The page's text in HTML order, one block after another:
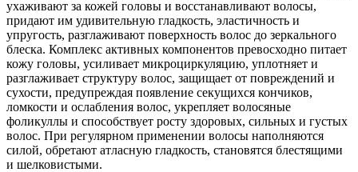
ухаживают за кожей головы и восстанавливают волосы,
придают им удивительную гладкость, эластичность и
упругость, разглаживают поверхность волос до зеркального
блеска. Комплекс активных компонентов превосходно питает
кожу головы, усиливает микроциркуляцию, уплотняет и
разглаживает структуру волос, защищает от повреждений и
сухости, предупреждая появление секущихся кончиков,
ломкости и ослабления волос, укрепляет волосяные
фоликуллы и способствует росту здоровых, сильных и густых
волос. При регулярном применении волосы наполняются
силой, обретают атласную гладкость, становятся блестящими
и шелковистыми.